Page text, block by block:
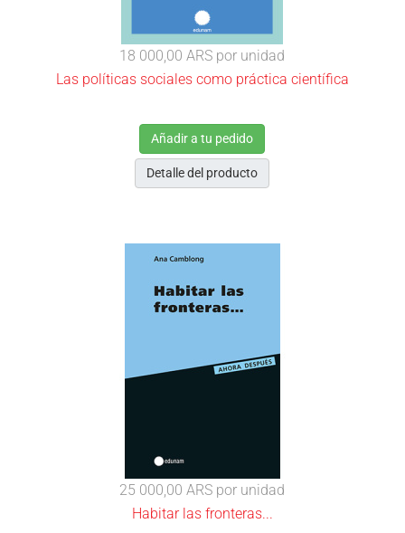
18 000,00 ARS por unidad
Las políticas sociales como práctica científica
Añadir a tu pedido
Detalle del producto
25 000,00 ARS por unidad
Habitar las fronteras...